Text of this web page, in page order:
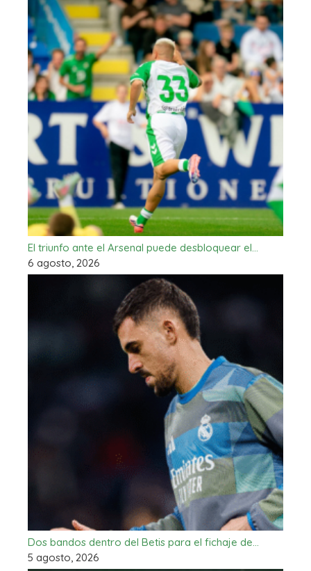
El triunfo ante el Arsenal puede desbloquear el…
6 agosto, 2026
Dos bandos dentro del Betis para el fichaje de…
5 agosto, 2026